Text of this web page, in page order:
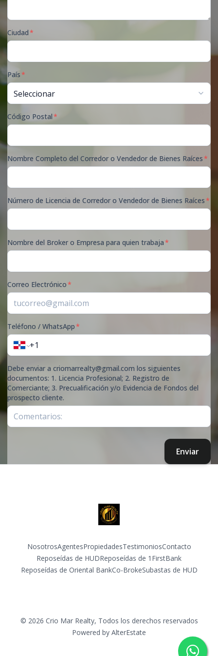
Ciudad*
País*
Código Postal*
Nombre Completo del Corredor o Vendedor de Bienes Raíces*
Número de Licencia de Corredor o Vendedor de Bienes Raíces*
Nombre del Broker o Empresa para quien trabaja*
Correo Electrónico*
Teléfono / WhatsApp*
Debe enviar a criomarrealty@gmail.com los siguientes
documentos: 1. Licencia Profesional; 2. Registro de
Comerciante; 3. Precualificación y/o Evidencia de Fondos del
prospecto cliente.
Enviar
NosotrosAgentesPropiedadesTestimoniosContacto
Reposeídas de HUDReposeídas de 1FirstBank
Reposeídas de Oriental BankCo-BrokeSubastas de HUD
© 2026 Crio Mar Realty, Todos los derechos reservados
Powered by AlterEstate